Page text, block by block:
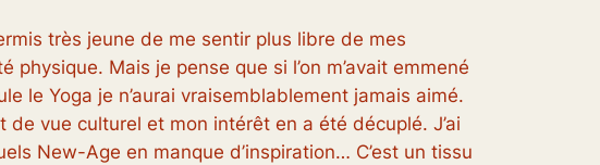
très jeune de me sentir plus libre de mes
Mais je pense que si l’on m’avait emmené
le Yoga je n’aurai vraisemblablement jamais aimé.
de vue culturel et mon intérêt en a été décuplé. J’ai
New-Age en manque d’inspiration… C’est un tissu